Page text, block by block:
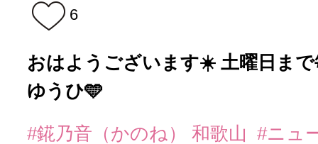
6
おはようございます☀️ 土曜日ま
ゆうひ🩵
#錵乃音（かのね） 和歌山
#ニュ